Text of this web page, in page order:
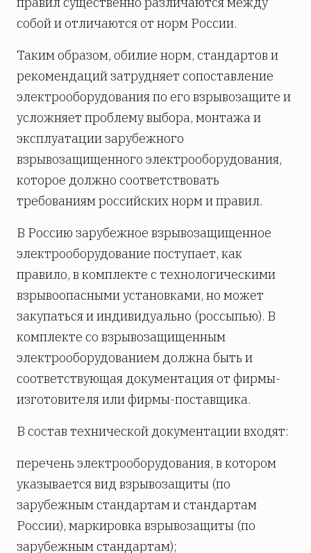
собой и отличаются от норм России.
Таким образом, обилие норм, стандартов и
рекомендаций затрудняет сопоставление
электрооборудования по его взрывозащите и
усложняет проблему выбора, монтажа и
эксплуатации зарубежного
взрывозащищенного электрооборудования,
которое должно соответствовать
требованиям российских норм и правил.
В Россию зарубежное взрывозащищенное
электрооборудование поступает, как
правило, в комплекте с технологическими
взрывоопасными установками, но может
закупаться и индивидуально (россыпью). В
комплекте со взрывозащищенным
электрооборудованием должна быть и
соответствующая документация от фирмы-
изготовителя или фирмы-поставщика.
В состав технической документации входят:
перечень электрооборудования, в котором
указывается вид взрывозащиты (по
зарубежным стандартам и стандартам
России), маркировка взрывозащиты (по
зарубежным стандартам);